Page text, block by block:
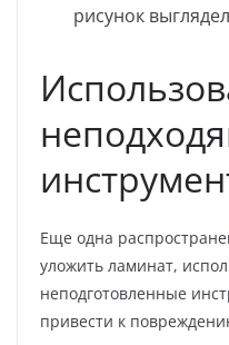
рисунок
Еще одна
уложить ламинат,
неподготовленные
привести к